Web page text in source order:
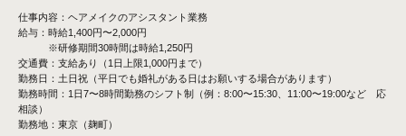
仕事内容：ヘアメイクのアシスタント業務
給与：時給1,400円〜2,000円
※研修期間30時間は時給1,250円
交通費：支給あり（1日上限1,000円まで）
勤務日：土日祝（平日でも婚礼がある日はお願いする場合があります）
勤務時間：1日7〜8時間勤務のシフト制（例：8:00〜15:30、11:00〜19:00など 応
相談）
勤務地：東京（麹町）